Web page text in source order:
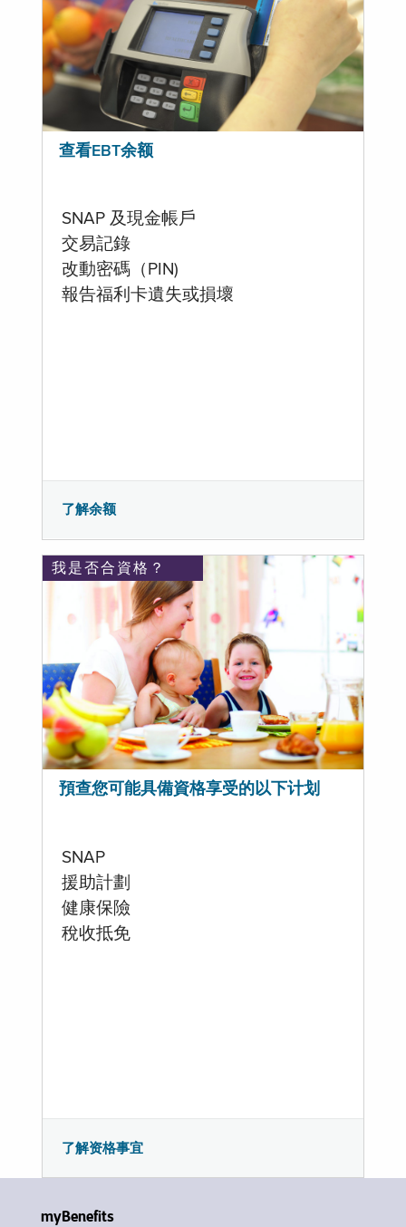
查看EBT余额
SNAP 及現金帳戶
交易記錄
改動密碼（PIN)
報告福利卡遺失或損壞
了解余额
我是否合資格？
預查您可能具備資格享受的以下计划
SNAP
援助計劃
健康保險
稅收抵免
了解资格事宜
myBenefits